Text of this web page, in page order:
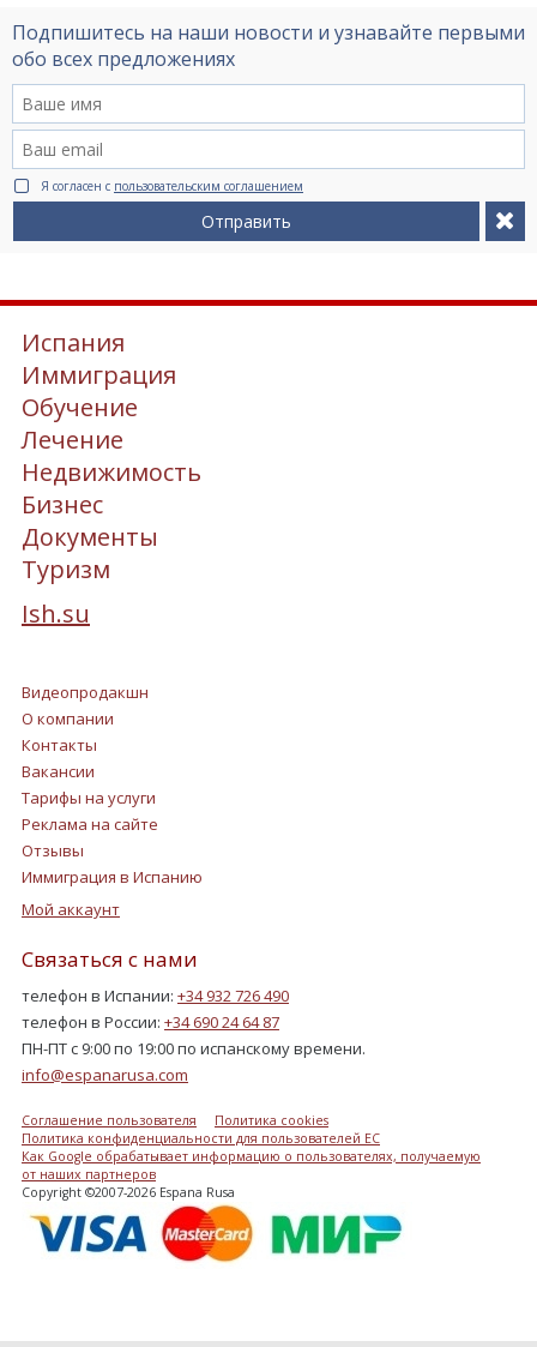
Подпишитесь на наши новости и узнавайте первыми
обо всех предложениях
Я согласен с пользовательским соглашением
Отправить
Испания
Иммиграция
Обучение
Лечение
Недвижимость
Бизнес
Документы
Туризм
Ish.su
Видеопродакшн
О компании
Контакты
Вакансии
Тарифы на услуги
Реклама на сайте
Отзывы
Иммиграция в Испанию
Мой аккаунт
Связаться с нами
телефон в Испании: +34 932 726 490
телефон в России: +34 690 24 64 87
ПН-ПТ с 9:00 по 19:00 по испанскому времени.
info@espanarusa.com
Соглашение пользователя
Политика cookies
Политика конфиденциальности для пользователей ЕС
Как Google обрабатывает информацию о пользователях, получаемую
от наших партнеров
Copyright ©2007-2026 Espana Rusa